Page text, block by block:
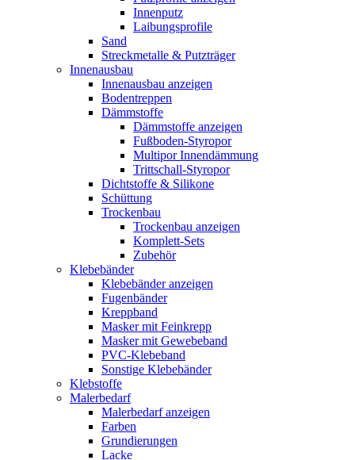
Innenputz
Laibungsprofile
Sand
Streckmetalle & Putzträger
Innenausbau
Innenausbau anzeigen
Bodentreppen
Dämmstoffe
Dämmstoffe anzeigen
Fußboden-Styropor
Multipor Innendämmung
Trittschall-Styropor
Dichtstoffe & Silikone
Schüttung
Trockenbau
Trockenbau anzeigen
Komplett-Sets
Zubehör
Klebebänder
Klebebänder anzeigen
Fugenbänder
Kreppband
Masker mit Feinkrepp
Masker mit Gewebeband
PVC-Klebeband
Sonstige Klebebänder
Klebstoffe
Malerbedarf
Malerbedarf anzeigen
Farben
Grundierungen
Lacke